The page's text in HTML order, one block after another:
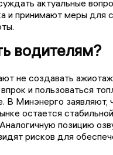
актуальные
и принимают меры для
водителям?
не создавать
и пользоваться
В Минэнерго заявляют,
остается
позицию
рисков для